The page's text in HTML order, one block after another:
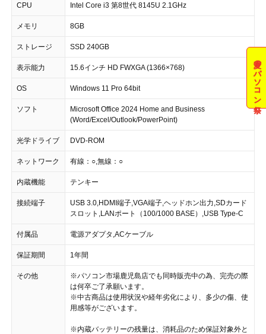
CPU Intel Core i3 第8世代 8145U 2.1GHz
メモリ 8GB
ストレージ SSD 240GB
表示能力 15.6インチ HD FWXGA (1366×768)
OS Windows 11 Pro 64bit
ソフト
Microsoft Office 2024 Home and Business
(Word/Excel/Outlook/PowerPoint)
光学ドライブ DVD-ROM
ネットワーク 有線：○,無線：○
内蔵機能 テンキー
接続端子
USB 3.0,HDMI端子,VGA端子,ヘッドホン出力,SDカード
スロット,LANポート（100/1000 BASE）,USB Type-C
付属品 電源アダプタ,ACケーブル
保証期間 1年間
その他
※パソコン市場鹿児島店でも同時販売中の為、完売の際
は何卒ご了承願います。
※中古商品は使用状況や経年劣化により、多少の傷、使
用感等がございます。
※内蔵バッテリーの残量は、消耗品のため保証対象外と
夏のパソコン祭